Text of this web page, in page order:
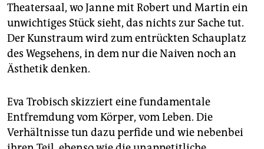
Theatersaal, wo Janne mit Robert und Martin ein
unwichtiges Stück sieht, das nichts zur Sache tut.
Der Kunstraum wird zum entrückten Schauplatz
des Wegsehens, in dem nur die Naiven noch an
Ästhetik denken.
Eva Trobisch skizziert eine fundamentale
Entfremdung vom Körper, vom Leben. Die
Verhältnisse tun dazu perfide und wie nebenbei